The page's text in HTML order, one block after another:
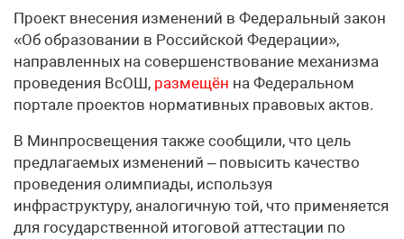
Проект внесения изменений в Федеральный закон
«Об образовании в Российской Федерации»,
направленных на совершенствование механизма
проведения ВсОШ, размещён на Федеральном
портале проектов нормативных правовых актов.
В Минпросвещения также сообщили, что цель
предлагаемых изменений – повысить качество
проведения олимпиады, используя
инфраструктуру, аналогичную той, что применяется
для государственной итоговой аттестации по